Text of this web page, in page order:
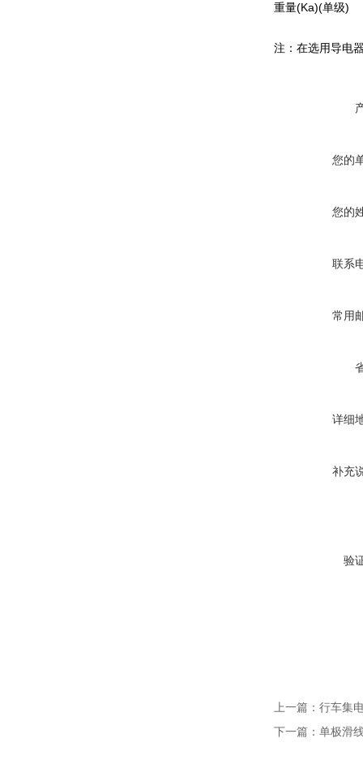
重量(Ka)(单级)
注：在选用导电
您的
您的
联系
常用
详细
补充
验
上一篇： 行车集
下一篇： 单极滑